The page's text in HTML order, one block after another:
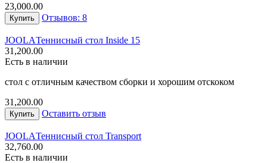
23,000.00
Купить Отзывов: 8
JOOLAТеннисный стол Inside 15
31,200.00
Есть в наличии
стол с отличным качеством сборки и хорошим отскоком
31,200.00
Купить Оставить отзыв
JOOLAТеннисный стол Transport
32,760.00
Есть в наличии